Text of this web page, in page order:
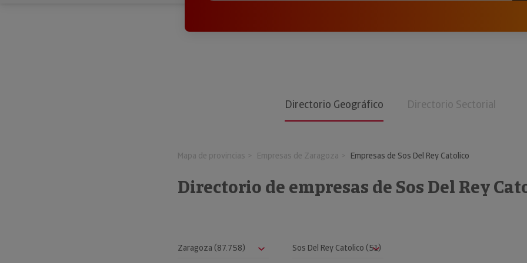
Directorio Geográfico Directorio Sectorial
Mapa de provincias Empresas de Zaragoza Empresas de Sos Del Rey Catolico
Directorio de empresas de Sos Del Rey